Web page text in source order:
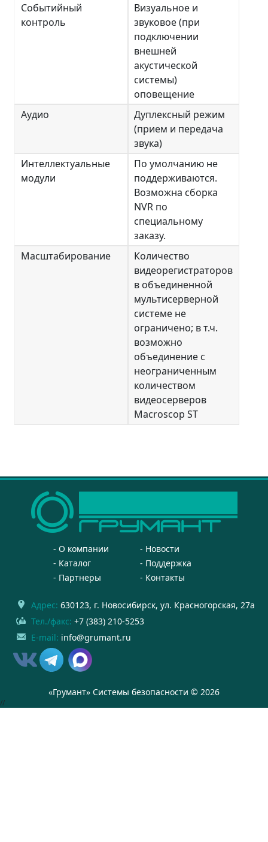
Событийный
контроль
Визуальное и
звуковое (при
подключении
внешней
акустической
системы)
оповещение
Аудио
Дуплексный режим
(прием и передача
звука)
Интеллектуальные
модули
По умолчанию не
поддерживаются.
Возможна сборка
NVR по
специальному
заказу.
Масштабирование
Количество
видеорегистраторов
в объединенной
мультисерверной
системе не
ограничено; в т.ч.
возможно
объединение с
неограниченным
количеством
видеосерверов
Macroscop ST
О компании
Новости
Каталог
Поддержка
Партнеры
Контакты
Адрес: 630123, г. Новосибирск, ул. Красногорская, 27а
Тел./факс: +7 (383) 210-5253
E-mail: info@grumant.ru
«Грумант» Системы безопасности © 2026
//